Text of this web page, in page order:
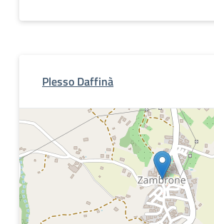
Plesso Daffinà